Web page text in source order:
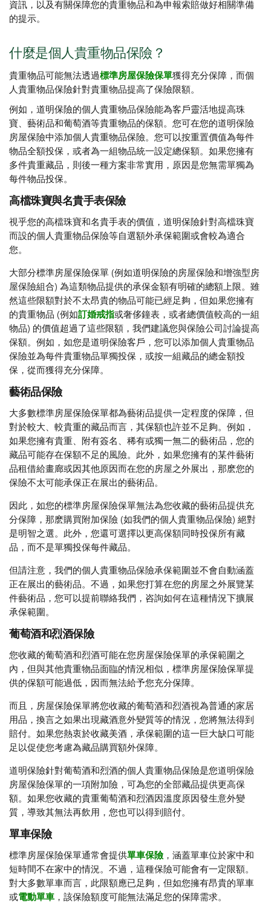
資訊，以及有關保障您的貴重物品和為申報索賠做好相關準備
的提示。
什麼是個人貴重物品保險？
貴重物品可能無法透過標準房屋保險保單獲得充分保障，而個
人貴重物品保險針對貴重物品提高了保險限額。
例如，道明保險的個人貴重物品保險能為客戶靈活地提高珠
寶、藝術品和葡萄酒等貴重物品的保額。您可在您的道明保險
房屋保險中添加個人貴重物品保險。您可以按重置價值為每件
物品全額投保，或者為一組物品統一設定總保額。如果您擁有
多件貴重藏品，則後一種方案非常實用，原因是您無需單獨為
每件物品投保。
高檔珠寶與名貴手表保險
視乎您的高檔珠寶和名貴手表的價值，道明保險針對高檔珠寶
而設的個人貴重物品保險等自選額外承保範圍或會較為適合
您。
大部分標準房屋保險保單 (例如道明保險的房屋保險和增強型房
屋保險組合) 為這類物品提供的承保金額有明確的總額上限。雖
然這些限額對於不太昂貴的物品可能已經足夠，但如果您擁有
的貴重物品 (例如訂婚戒指或奢侈鐘表，或者總價值較高的一組
物品) 的價值超過了這些限額，我們建議您與保險公司討論提高
保額。例如，如您是道明保險客戶，您可以添加個人貴重物品
保險並為每件貴重物品單獨投保，或按一組藏品的總金額投
保，從而獲得充分保障。
藝術品保險
大多數標準房屋保險保單都為藝術品提供一定程度的保障，但
對於較大、較貴重的藏品而言，其保額也許並不足夠。例如，
如果您擁有貴重、附有簽名、稀有或獨一無二的藝術品，您的
藏品可能存在保額不足的風險。此外，如果您擁有的某件藝術
品租借給畫廊或因其他原因而在您的房屋之外展出，那麽您的
保險不太可能承保正在展出的藝術品。
因此，如您的標準房屋保險保單無法為您收藏的藝術品提供充
分保障，那麽購買附加保險 (如我們的個人貴重物品保險) 絕對
是明智之選。此外，您還可選擇以更高保額同時投保所有藏
品，而不是單獨投保每件藏品。
但請注意，我們的個人貴重物品保險承保範圍並不會自動涵蓋
正在展出的藝術品。不過，如果您打算在您的房屋之外展覽某
件藝術品，您可以提前聯絡我們，咨詢如何在這種情況下擴展
承保範圍。
葡萄酒和烈酒保險
您收藏的葡萄酒和烈酒可能在您房屋保險保單的承保範圍之
內，但與其他貴重物品面臨的情況相似，標準房屋保險保單提
供的保額可能過低，因而無法給予您充分保障。
而且，房屋保險保單將您收藏的葡萄酒和烈酒視為普通的家居
用品，換言之如果出現藏酒意外變質等的情況，您將無法得到
賠付。如果您熱衷於收藏美酒，承保範圍的這一巨大缺口可能
足以促使您考慮為藏品購買額外保障。
道明保險針對葡萄酒和烈酒的個人貴重物品保險是您道明保險
房屋保險保單的一項附加險，可為您的全部藏品提供更高保
額。如果您收藏的貴重葡萄酒和烈酒因溫度原因發生意外變
質，導致其無法再飲用，您也可以得到賠付。
單車保險
標準房屋保險保單通常會提供單車保險，涵蓋單車位於家中和
短時間不在家中的情況。不過，這種保險可能會有一定限額。
對大多數單車而言，此限額應已足夠，但如您擁有昂貴的單車
或電動單車 ，該保險額度可能無法滿足您的保障需求。